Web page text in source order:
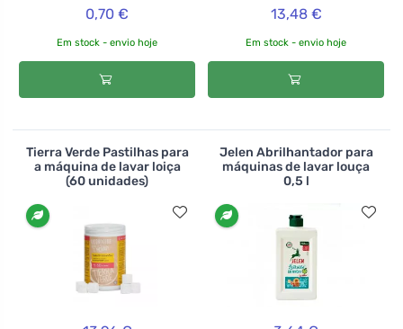
0,70 €
Em stock - envio hoje
13,48 €
Em stock - envio hoje
Tierra Verde Pastilhas para
a máquina de lavar loiça
(60 unidades)
Jelen Abrilhantador para
máquinas de lavar louça
0,5 l